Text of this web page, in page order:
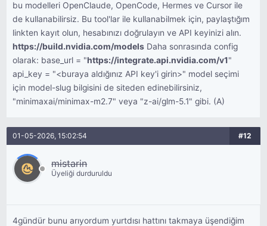
bu modelleri OpenClaude, OpenCode, Hermes ve Cursor ile
de kullanabilirsiz. Bu tool'lar ile kullanabilmek için, paylaştığım
linkten kayıt olun, hesabınızı doğrulayın ve API keyinizi alın.
https://build.nvidia.com/models Daha sonrasında config
olarak: base_url = "https://integrate.api.nvidia.com/v1"
api_key = "<buraya aldığınız API key'i girin>" model seçimi
için model-slug bilgisini de siteden edinebilirsiniz,
"minimaxai/minimax-m2.7" veya "z-ai/glm-5.1" gibi. (A)
01-05-2026, 15:02:54 #12
mistarin
Üyeliği durduruldu
4gündür bunu arıyordum yurtdısı hattını takmaya üşendiğim